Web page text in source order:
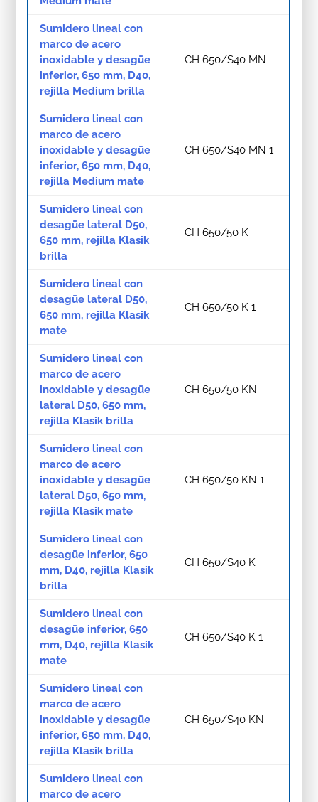
Sumidero lineal con
marco de acero
inoxidable y desagüe
inferior, 650 mm, D40,
rejilla Medium brilla
CH 650/S40 MN
Sumidero lineal con
marco de acero
inoxidable y desagüe
inferior, 650 mm, D40,
rejilla Medium mate
CH 650/S40 MN 1
Sumidero lineal con
desagüe lateral D50,
650 mm, rejilla Klasik
brilla
CH 650/50 K
Sumidero lineal con
desagüe lateral D50,
650 mm, rejilla Klasik
mate
CH 650/50 K 1
Sumidero lineal con
marco de acero
inoxidable y desagüe
lateral D50, 650 mm,
rejilla Klasik brilla
CH 650/50 KN
Sumidero lineal con
marco de acero
inoxidable y desagüe
lateral D50, 650 mm,
rejilla Klasik mate
CH 650/50 KN 1
Sumidero lineal con
desagüe inferior, 650
mm, D40, rejilla Klasik
brilla
CH 650/S40 K
Sumidero lineal con
desagüe inferior, 650
mm, D40, rejilla Klasik
mate
CH 650/S40 K 1
Sumidero lineal con
marco de acero
inoxidable y desagüe
inferior, 650 mm, D40,
rejilla Klasik brilla
CH 650/S40 KN
Sumidero lineal con
marco de acero